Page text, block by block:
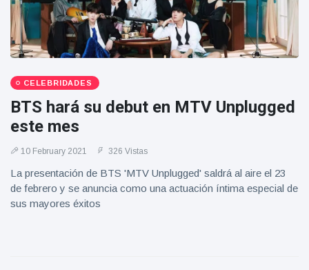
CELEBRIDADES
BTS hará su debut en MTV Unplugged
este mes
10 February 2021 326 Vistas
La presentación de BTS 'MTV Unplugged' saldrá al aire el 23
de febrero y se anuncia como una actuación íntima especial de
sus mayores éxitos